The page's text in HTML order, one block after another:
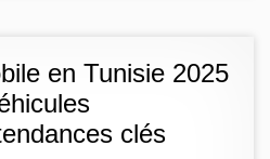
en Tunisie 2025
clés